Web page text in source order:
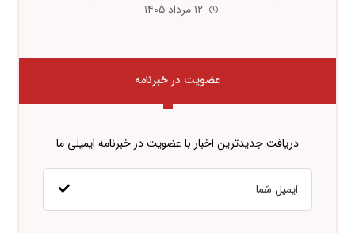
۱۲ مرداد ۱۴۰۵
عضویت در خبرنامه
دریافت جدیدترین اخبار با عضویت در خبرنامه ایمیلی ما